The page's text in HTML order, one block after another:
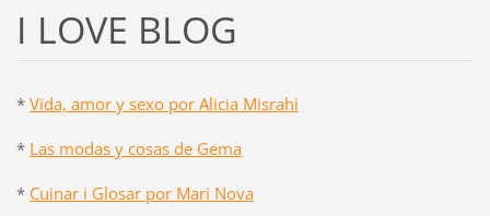
I LOVE BLOG
* Vida, amor y sexo por Alicia Misrahi
* Las modas y cosas de Gema
* Cuinar i Glosar por Mari Nova